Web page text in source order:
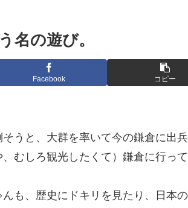
名の遊び。
Facebook コピー
うと、大群を率いて今の鎌倉に出
むしろ観光したくて）鎌倉に行って
も、歴史にドキリを見たり、日本